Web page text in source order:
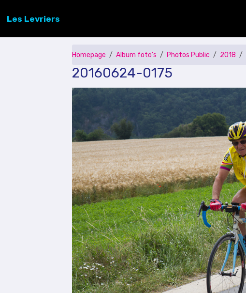
Les Levriers
Homepage Album foto's Photos Public 2018
20160624-0175